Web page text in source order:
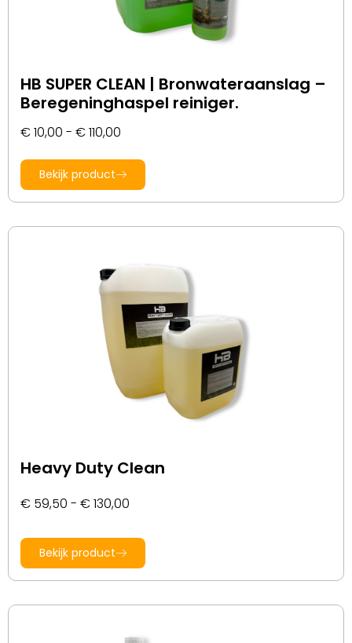
HB SUPER CLEAN | Bronwateraanslag –
Beregeninghaspel reiniger.
€10,00 - €110,00
Bekijk product
Heavy Duty Clean
€ 59,50 - €130,00
Bekijk product